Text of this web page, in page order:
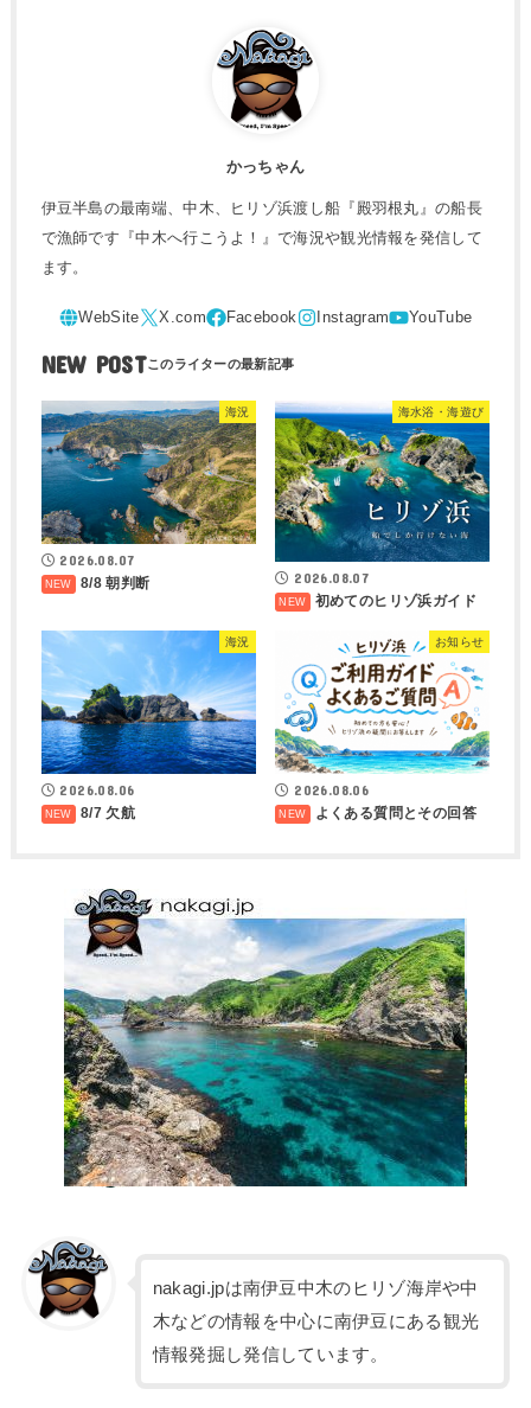
かっちゃん
伊豆半島の最南端、中木、ヒリゾ浜渡し船『殿羽根丸』の船長
で漁師です『中木へ行こうよ！』で海況や観光情報を発信して
ます。
NEW POST
海況
2026.08.07
8/8 朝判断
海水浴・海遊び
2026.08.07
初めてのヒリゾ浜ガイド
海況
2026.08.06
8/7 欠航
お知らせ
2026.08.06
よくある質問とその回答
nakagi.jpは南伊豆中木のヒリゾ海岸や中
木などの情報を中心に南伊豆にある観光
情報発掘し発信しています。